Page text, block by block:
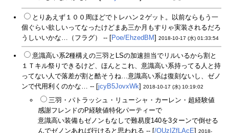
とりあえず１００周ほどでトレハン２ゲット。以前ならもう一
個ぐらい欲しいってなったけどまあ三か月もすりゃ実装されるだろ
うしいいかな…（フラグ） -- [Poe/EhzedBM] 2018-10-17 (水) 01:33:54
意識高い系2種構えの三羽とLSの加速担当でリルいるから割と
１Ｔキル祭りできるけど、ほんとこれ、意識高い系持ってる人と持
ってない人で落差が割と酷そうね…意識高い系は復刻ないし、ゼノ
ンで代用利くのかな… -- [jcyB5JovxWk] 2018-10-17 (水) 10:19:02
三羽・パトラッシュ・リューシャ・カーレン・超経験値
感謝フレンドのP経験値特化パーティーで
意識高い装備もゼノンもなしで難易度140を3ターンで倒せる
んでゼノンあれば行けると思われる -- [/QUzIZfLAcE] 2018-